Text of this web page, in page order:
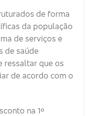
de forma
da população
de serviços e
de saúde
ressaltar que os
de acordo com o
na 1º